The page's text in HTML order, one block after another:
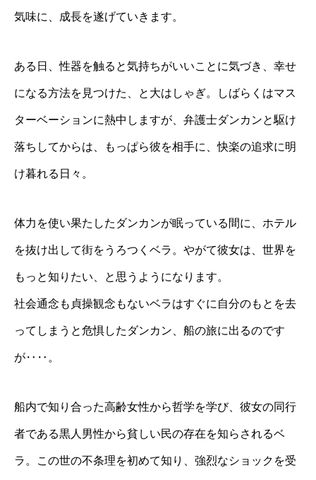
気味に、成長を遂げていきます。
ある日、性器を触ると気持ちがいいことに気づき、幸せ
になる方法を見つけた、と大はしゃぎ。しばらくはマス
ターベーションに熱中しますが、弁護士ダンカンと駆け
落ちしてからは、もっぱら彼を相手に、快楽の追求に明
け暮れる日々。
体力を使い果たしたダンカンが眠っている間に、ホテル
を抜け出して街をうろつくベラ。やがて彼女は、世界を
もっと知りたい、と思うようになります。
社会通念も貞操観念もないベラはすぐに自分のもとを去
ってしまうと危惧したダンカン、船の旅に出るのです
が‥‥。
船内で知り合った高齢女性から哲学を学び、彼女の同行
者である黒人男性から貧しい民の存在を知らされるベ
ラ。この世の不条理を初めて知り、強烈なショックを受